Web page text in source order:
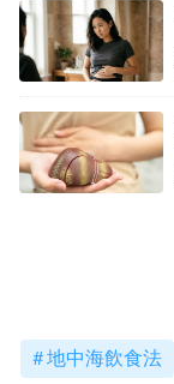
地中海飲食法